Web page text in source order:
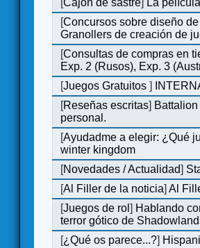
[Cajón de sastre] La
[Concursos sobre diseño
Granollers de creación de
[Consultas de compras en
Exp. 2 (Rusos), Exp. 3
[Juegos Gratuitos]
[Reseñas escritas]
personal.
[Ayudadme a elegir: ¿Qué
winter kingdom
[Novedades / Actualidad]
[Al Filler de la noticia]Al
[Juegos de rol] Hablando
terror gótico de
[¿Qué os parece...?]